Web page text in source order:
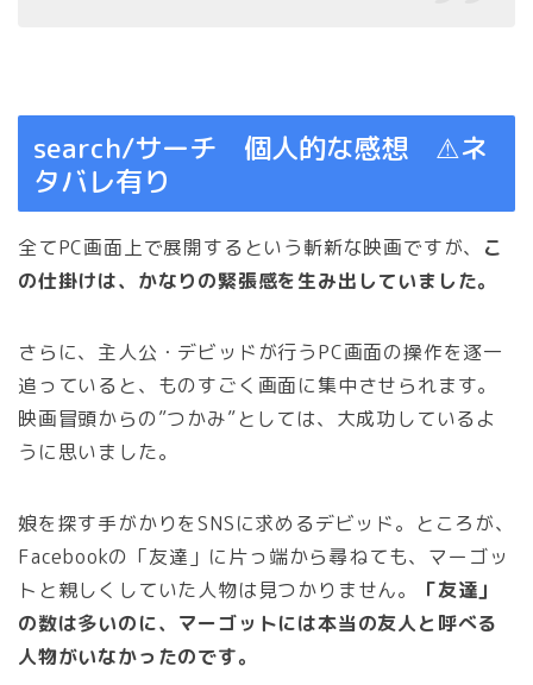
search/サーチ 個人的な感想 ⚠︎ネ
タバレ有り
全てPC画面上で展開するという斬新な映画ですが、 こ
の仕掛けは、かなりの緊張感を生み出していました。
さらに、主人公・デビッドが行うPC画面の操作を逐一
追っていると、ものすごく画面に集中させられます。
映画冒頭からの”つかみ”としては、大成功しているよ
うに思いました。
娘を探す手がかりをSNSに求めるデビッド。ところが、
Facebookの「友達」に片っ端から尋ねても、マーゴッ
トと親しくしていた人物は見つかりません。
「友達」
の数は多いのに、マーゴットには本当の友人と呼べる
人物がいなかったのです。